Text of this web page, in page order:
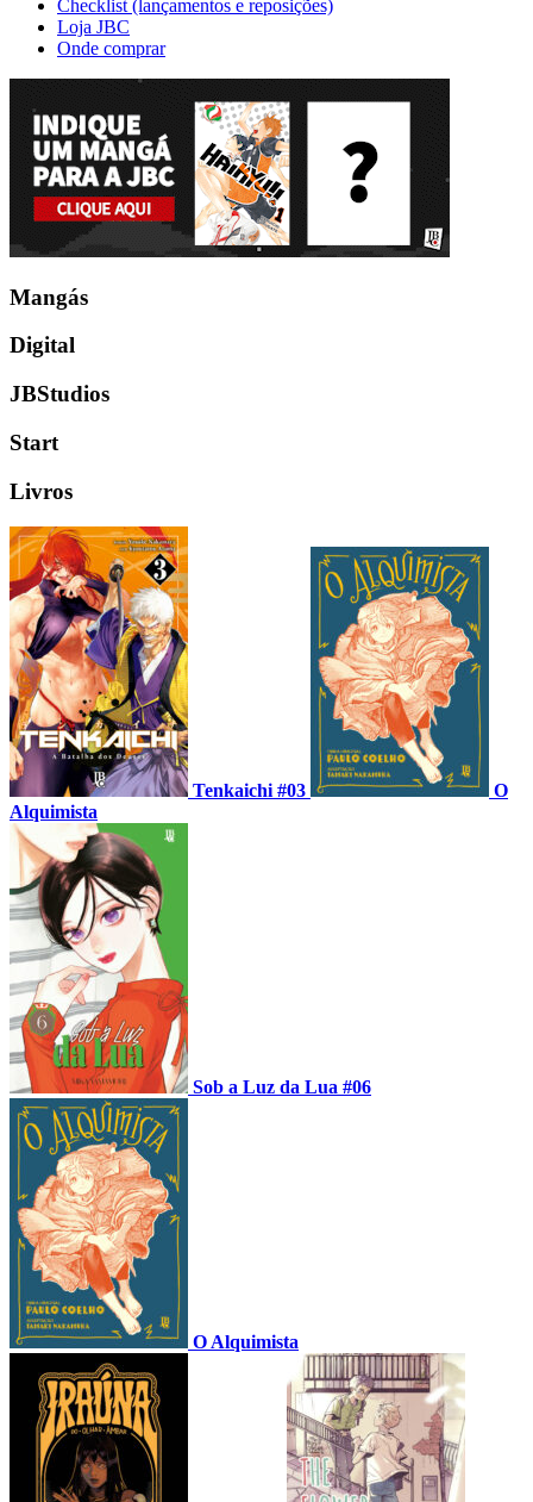
Checklist (lançamentos e reposições)
Loja JBC
Onde comprar
Mangás
Digital
JBStudios
Start
Livros
Tenkaichi #03
O
Alquimista
Sob a Luz da Lua #06
O Alquimista